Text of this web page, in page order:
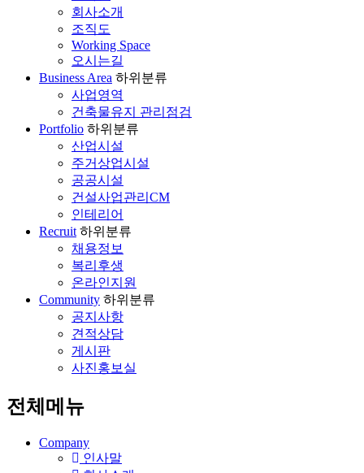
회사소개
조직도
Working Space
오시는길
Business Area 하위분류
사업영역
건축물유지 관리점검
Portfolio 하위분류
산업시설
주거상업시설
공공시설
건설사업관리CM
인테리어
Recruit 하위분류
채용정보
복리후생
온라인지원
Community 하위분류
공지사항
견적상담
게시판
사진홍보실
전체메뉴
Company
인사말